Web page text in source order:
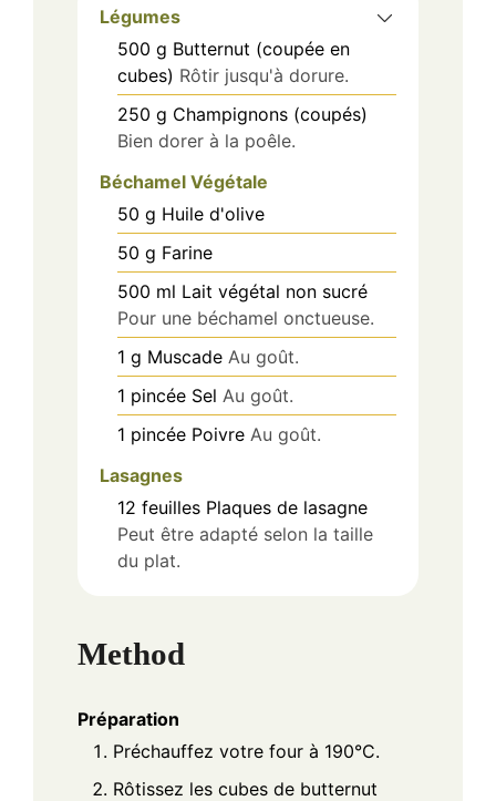
Légumes
500 g Butternut (coupée en
cubes) Rôtir jusqu'à dorure.
250 g Champignons (coupés)
Bien dorer à la poêle.
Béchamel Végétale
50 g Huile d'olive
50 g Farine
500 ml Lait végétal non sucré
Pour une béchamel onctueuse.
1 g Muscade Au goût.
1 pincée Sel Au goût.
1 pincée Poivre Au goût.
Lasagnes
12 feuilles Plaques de lasagne
Peut être adapté selon la taille
du plat.
Method
Préparation
Préchauffez votre four à 190°C.
Rôtissez les cubes de butternut